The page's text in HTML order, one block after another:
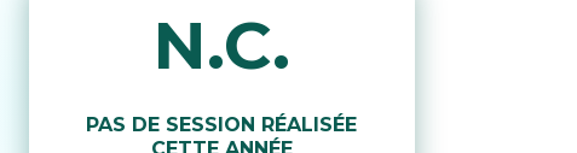
N.C.
PAS DE SESSION RÉALISÉE